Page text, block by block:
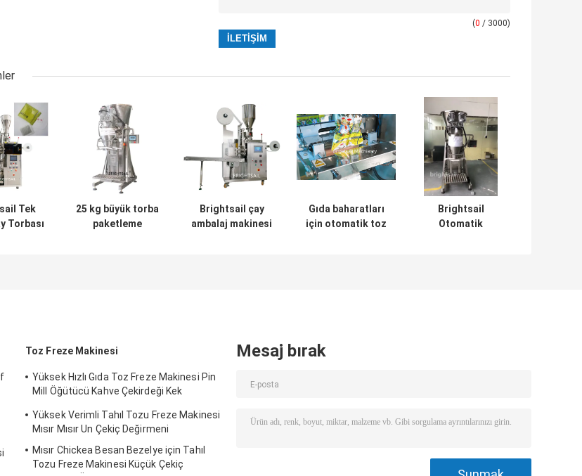
(0 / 3000)
Tek
Torbası
25 kg büyük torba
paketleme
Brightsail çay
ambalaj makinesi
Gıda baharatları
için otomatik toz
Brightsail
Otomatik
Toz Freze Makinesi
Yüksek Hızlı Gıda Toz Freze Makinesi Pin
Mill Öğütücü Kahve Çekirdeği Kek
Yüksek Verimli Tahıl Tozu Freze Makinesi
Mısır Mısır Un Çekiç Değirmeni
Mısır Chickea Besan Bezelye için Tahıl
Tozu Freze Makinesi Küçük Çekiç
Mesaj bırak